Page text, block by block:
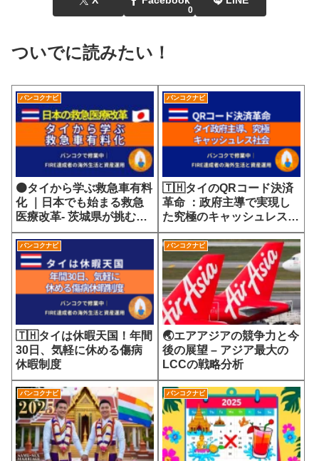
0
ついでに読みたい！
バンコクナビ
🟠タイから学ぶ救急車有料
化 ｜日本でも始まる救急
医療改革- 茨城県が挑む
7700円の選定療養費が示
す医療サービスの未来
バンコクナビ
🇹🇭タイのQRコード決済
革命 ：政府主導で実現し
た究極のキャッシュレス社
会
バンコクナビ
🇹🇭タイは休暇天国！年間
30日、気軽に休める傷病
休暇制度
バンコクナビ
🌏エアアジアの競争力と今
後の展望 – アジア最大の
LCCの戦略分析
バンコクナビ バンコクナビ